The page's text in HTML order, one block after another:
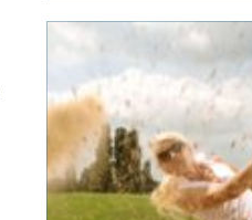
spara stora pengar på
sikt. I en kuststad som
Göteb...